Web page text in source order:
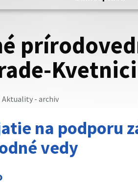
Kvetnici
Aktuality - archiv
na podporu
vedy